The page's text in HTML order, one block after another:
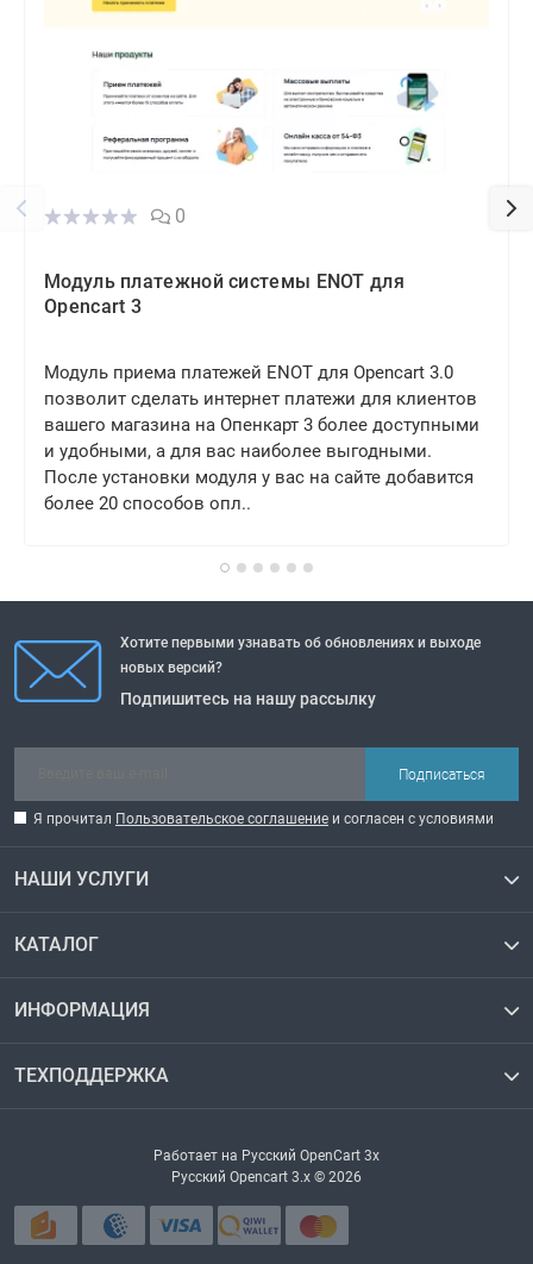
0
Модуль платежной системы ENOT для
Opencart 3
Модуль приема платежей ENOT для Opencart 3.0
позволит сделать интернет платежи для клиентов
вашего магазина на Опенкарт 3 более доступными
и удобными, а для вас наиболее выгодными.
После установки модуля у вас на сайте добавится
более 20 способов опл..
Хотите первыми узнавать об обновлениях и выходе
новых версий?
Подпишитесь на нашу рассылку
Подписаться
Я прочитал Пользовательское соглашение и согласен с условиями
НАШИ УСЛУГИ
КАТАЛОГ
ИНФОРМАЦИЯ
ТЕХПОДДЕРЖКА
Работает на Русский OpenCart 3х
Русский Opencart 3.x © 2026